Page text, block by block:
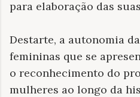
para elaboração das
Destarte, a autonomia
femininas que se
o reconhecimento do
mulheres ao longo da